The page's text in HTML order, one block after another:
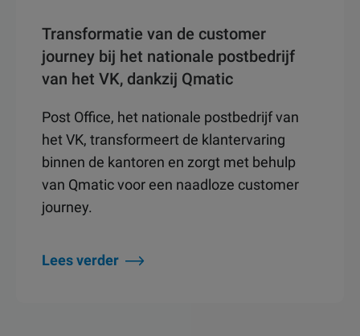
Transformatie van de customer
journey bij het nationale postbedrijf
van het VK, dankzij Qmatic
Post Office, het nationale postbedrijf van
het VK, transformeert de klantervaring
binnen de kantoren en zorgt met behulp
van Qmatic voor een naadloze customer
journey.
Lees verder